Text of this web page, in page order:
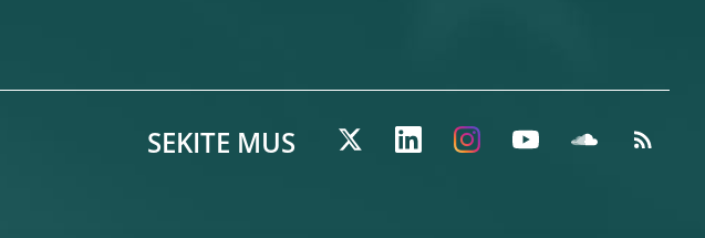
SEKITE MUS